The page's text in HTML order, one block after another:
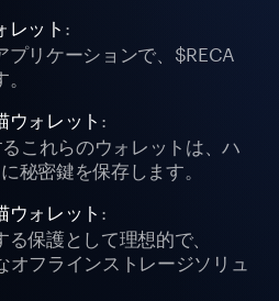
レット :
プリケーションで、$RECA
ウォレット :
これらのウォレットは、ハ
秘密鍵を保存します。
ウォレット :
保護として理想的で、
フラインストレージソリュ